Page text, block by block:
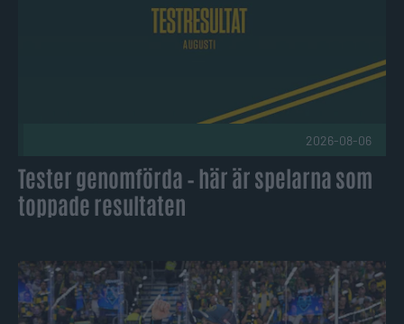
2026-08-06
Tester genomförda – här är spelarna som
toppade resultaten
Daniel Brodin lämnar Björklöven Publicerad 2026-08-06